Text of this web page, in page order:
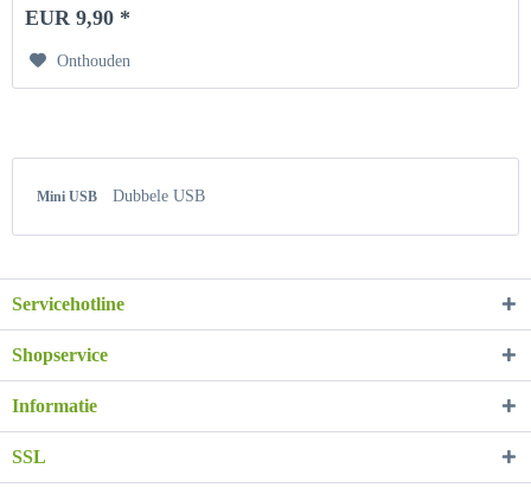
EUR 9,90 *
Onthouden
Mini USB Dubbele USB
Servicehotline
Shopservice
Informatie
SSL